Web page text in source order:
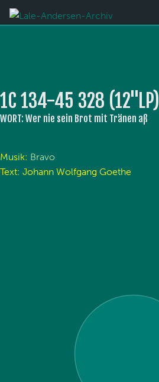
1C 134-45 328 (12''LP)
WORT: Wer nie sein Brot mit Tränen aß
Musik: Bravo
Text: Johann Wolfgang Goethe